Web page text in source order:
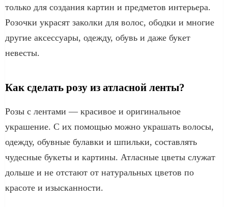
только для создания картин и предметов интерьера.
Розочки украсят заколки для волос, ободки и многие
другие аксессуары, одежду, обувь и даже букет
невесты.
Как сделать розу из атласной ленты?
Розы с лентами — красивое и оригинальное
украшение. С их помощью можно украшать волосы,
одежду, обувные булавки и шпильки, составлять
чудесные букеты и картины. Атласные цветы служат
дольше и не отстают от натуральных цветов по
красоте и изысканности.